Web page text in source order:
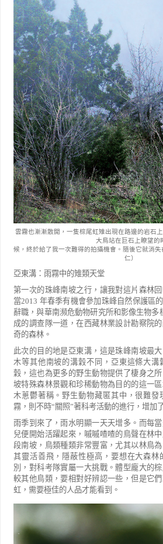
雲霧也漸漸散開，一隻棕尾虹雉出現在路邊的岩石
大鳥站在巨石上瞭望的
候，終於給了我一次難得的拍攝機會。隨後它就消
仁）
亞東溝：雨霧中的雉類天堂
第一次的珠峰南坡之行，讓我對這片森林
當2013 年春季有機會參加珠峰自然保護區
辭職，與華南瀕危動物研究所和影像生物多
成的調查隊一道，在西藏林業設計勘察院
奇的森林。
此次的目的地是亞東溝，這是珠峰南坡最
木等其他南坡的溝穀不同，亞東這條大溝
穀，這也為更多的野生動物提供了棲身之
坡特殊森林景觀和珍稀動物為目的的這一
木蔥鬱著稱。野生動物藏匿其中，很難發
霧，則不時“ 關照”著科考活動的進行，增加
雨季到來了，雨水明顯一天天增多。而每
兒便開始活躍起來，嘁嘁喳喳的鳥聲在林
段南坡，鳥類種類非常豐富，尤其以林鳥
其靈活善飛，隱蔽性極高，要想在大森林
別，對科考隊實屬一大挑戰。體型龐大的
較其他鳥類，要相對好辨認一些，但是它
虹，需要極佳的人品才能看到。